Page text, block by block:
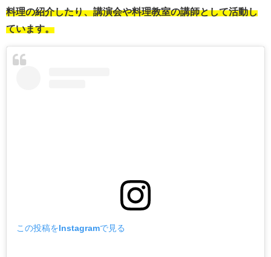
料理の紹介したり、講演会や料理教室の講師として活動し
ています。
この投稿をInstagramで見る